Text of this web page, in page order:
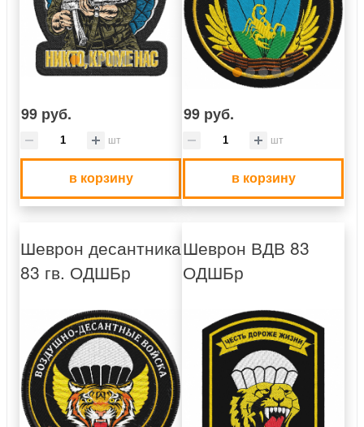
99 руб.
шт
в корзину
99 руб.
шт
в корзину
Шеврон десантника
83 гв. ОДШБр
Шеврон ВДВ 83
ОДШБр